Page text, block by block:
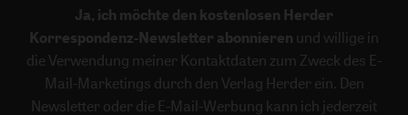
Ja, ich möchte den kostenlosen Herder
Korrespondenz-Newsletter abonnieren und willige in
die Verwendung meiner Kontaktdaten zum Zweck des E-
Mail-Marketings durch den Verlag Herder ein. Den
Newsletter oder die E-Mail-Werbung kann ich jederzeit